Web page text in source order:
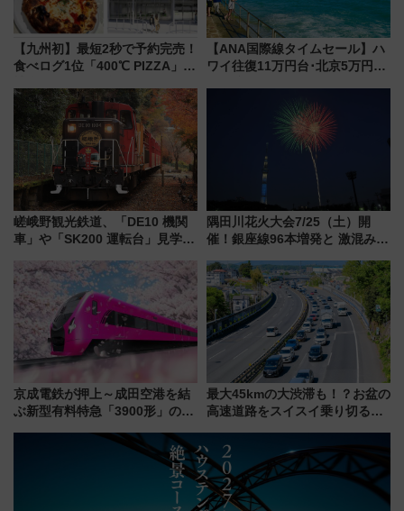
【九州初】最短2秒で予約完売！
食べログ1位「400℃ PIZZA」が
プン。もつ鍋風など限定メニュ
ーも
【ANA国際線タイムセール】ハ
ワイ往復11万円台･北京5万円台
来春のGW旅行まで狙える激ア
ツ路線まとめ（8/10まで）
嵯峨野観光鉄道、「DE10 機関
車」や「SK200 運転台」見学ツ
トの一環で激レア体験できちゃ
うかも 参加方法やスケジュール
をご紹介
隅田川花火大会7/25（土）開
催！銀座線96本増発と 激混みの
アクセス攻略法、2万発の花火が
都心の夜に！
京成電鉄が押上～成田空港を結
ぶ新型有料特急「3900形」のコ
最大45kmの大渋滞も！？お盆の
高速道路をスイスイ乗り切る快